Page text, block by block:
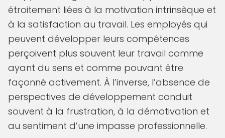
étroitement liées à la motivation intrinsèque et
à la satisfaction au travail. Les employés qui
peuvent développer leurs compétences
perçoivent plus souvent leur travail comme
ayant du sens et comme pouvant être
façonné activement. À l’inverse, l’absence de
perspectives de développement conduit
souvent à la frustration, à la démotivation et
au sentiment d’une impasse professionnelle.